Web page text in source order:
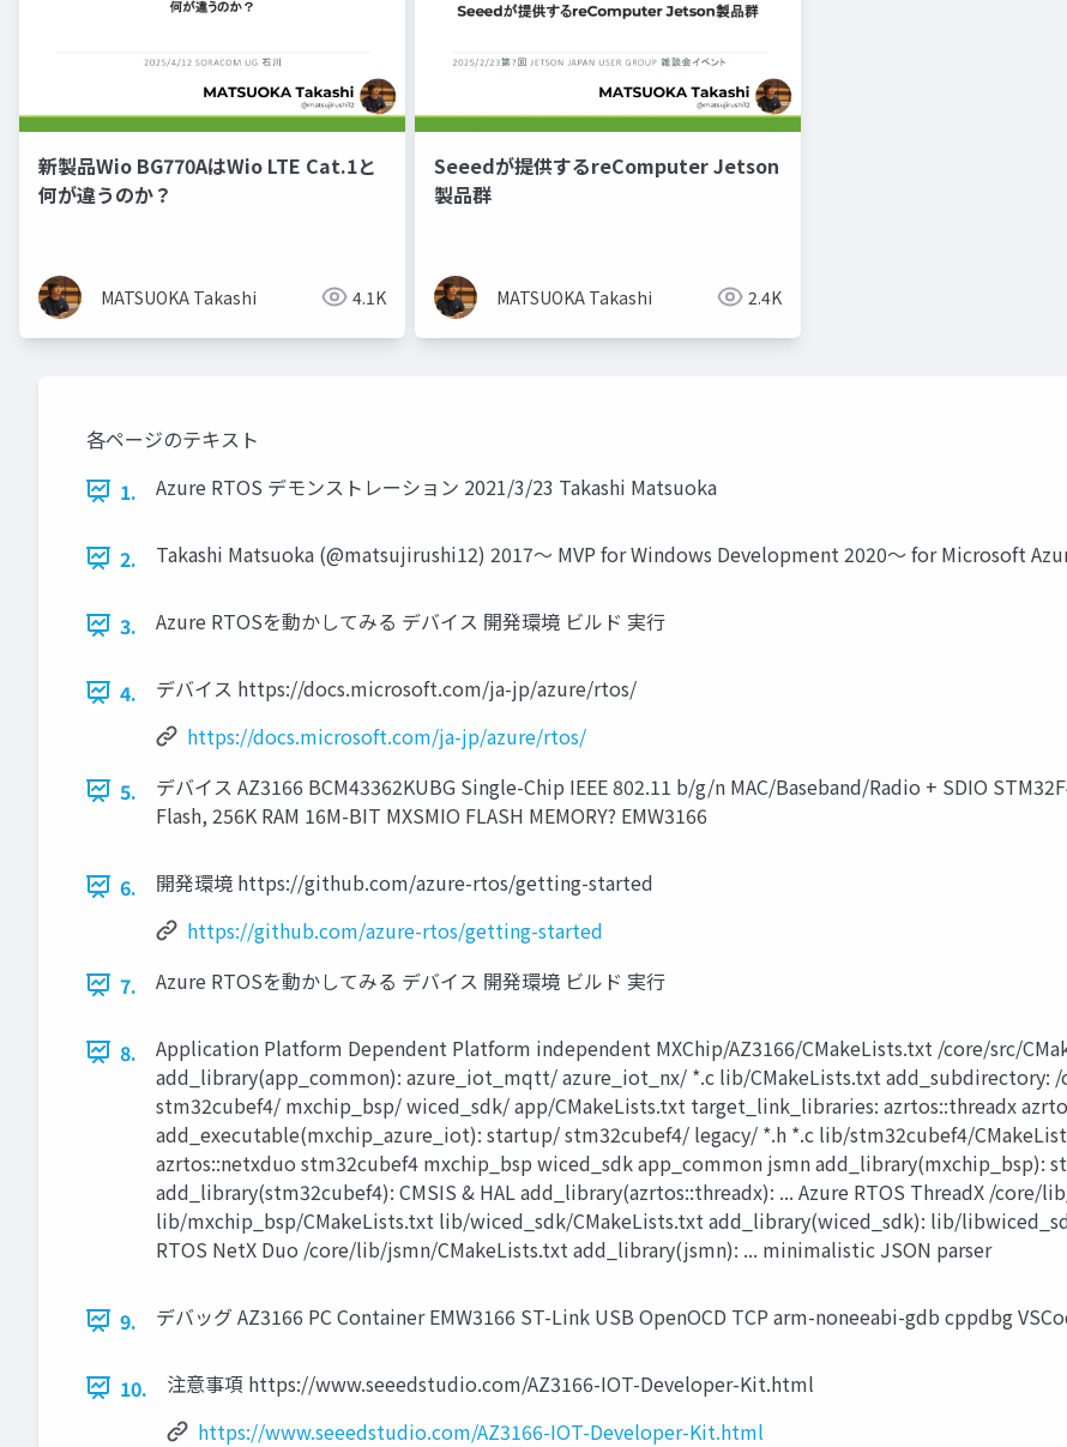
新製品Wio BG770AはWio LTE Cat.1と
何が違うのか？
MATSUOKA Takashi 4.1K
Seeedが提供するreComputer Jetson
製品群
MATSUOKA Takashi 2.4K
各ページのテキスト
1.
Azure RTOS デモンストレーション 2021/3/23 Takashi Matsuoka
2. Takashi Matsuoka (@matsujirushi12) 2017～ MVP for Windows Development 2020～ for Microsoft
3. Azure RTOSを動かしてみる デバイス 開発環境 ビルド 実行
4.
デバイス https://docs.microsoft.com/ja-jp/azure/rtos/
https://docs.microsoft.com/ja-jp/azure/rtos/
5.
デバイス AZ3166 BCM43362KUBG Single-Chip IEEE 802.11 b/g/n MAC/Baseband/Radio + SDIO
Flash, 256K RAM 16M-BIT MXSMIO FLASH MEMORY? EMW3166
6.
開発環境 https://github.com/azure-rtos/getting-started
https://github.com/azure-rtos/getting-started
7.
Azure RTOSを動かしてみる デバイス 開発環境 ビルド 実行
8.
Application Platform Dependent Platform independent MXChip/AZ3166/CMakeLists.txt /core/src/
add_library(app_common): azure_iot_mqtt/ azure_iot_nx/ *.c lib/CMakeLists.txt
stm32cubef4/ mxchip_bsp/ wiced_sdk/ app/CMakeLists.txt target_link_libraries: azrtos::threadx
add_executable(mxchip_azure_iot): startup/ stm32cubef4/ legacy/ *.h *.c lib/stm32cubef4/
azrtos::netxduo stm32cubef4 mxchip_bsp wiced_sdk app_common jsmn add_library(mxchip_bsp):
add_library(stm32cubef4): CMSIS & HAL add_library(azrtos::threadx): ... Azure RTOS ThreadX /core/
lib/mxchip_bsp/CMakeLists.txt lib/wiced_sdk/CMakeLists.txt add_library(wiced_sdk): lib/
RTOS NetX Duo /core/lib/jsmn/CMakeLists.txt add_library(jsmn): ... minimalistic JSON parser
9. デバッグ AZ3166 PC Container EMW3166 ST-Link USB OpenOCD TCP arm-noneeabi-gdb cppdbg
10.
注意事項 https://www.seeedstudio.com/AZ3166-IOT-Developer-Kit.html
https://www.seeedstudio.com/AZ3166-IOT-Developer-Kit.html